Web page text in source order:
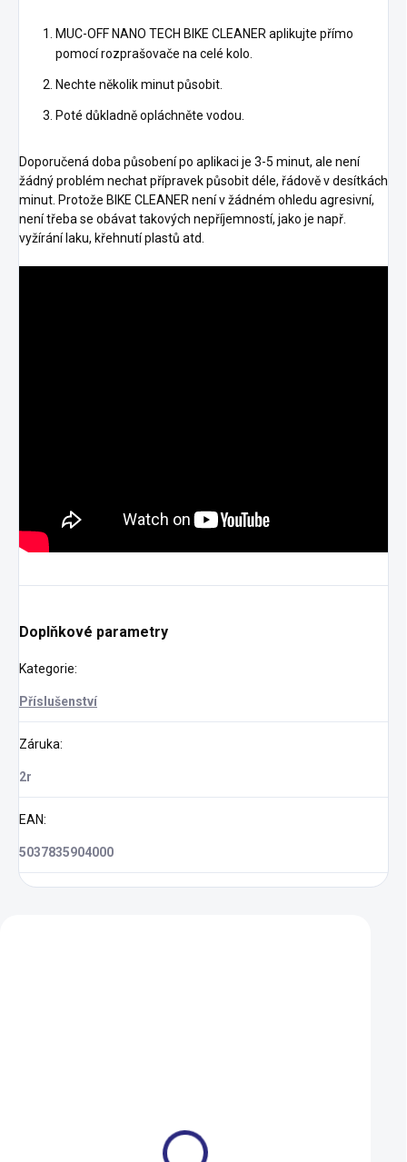
MUC-OFF NANO TECH BIKE CLEANER aplikujte přímo
pomocí rozprašovače na celé kolo.
Nechte několik minut působit.
Poté důkladně opláchněte vodou.
Doporučená doba působení po aplikaci je 3-5 minut, ale není
žádný problém nechat přípravek působit déle, řádově v desítkách
minut. Protože BIKE CLEANER není v žádném ohledu agresivní,
není třeba se obávat takových nepříjemností, jako je např.
vyžírání laku, křehnutí plastů atd.
Doplňkové parametry
Kategorie:
Příslušenství
Záruka:
2r
EAN:
5037835904000